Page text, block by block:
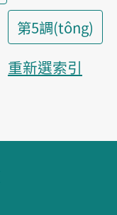
第5調(tông)
重新選索引